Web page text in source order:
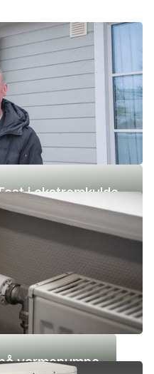
i ekstremkulde
varmepumpe